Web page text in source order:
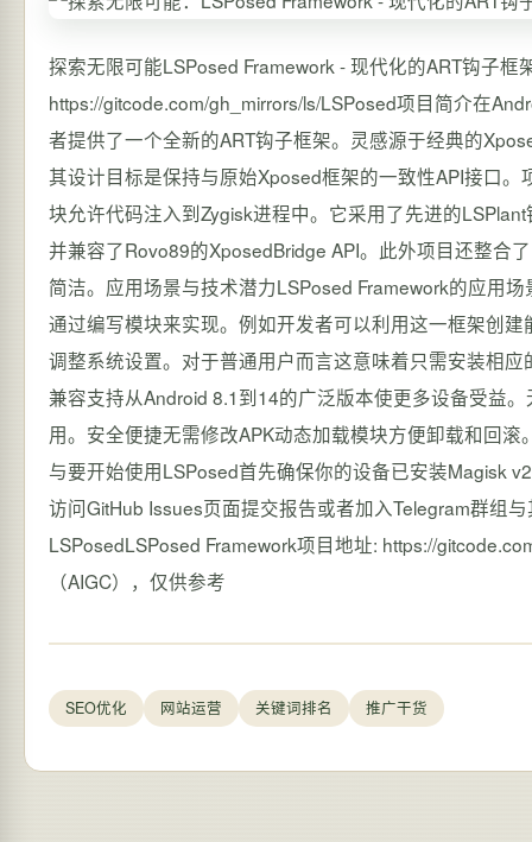
探索无限可能LSPosed Framework - 现代化的ART钩子
https://gitcode.com/gh_mirrors/ls/LSPosed项目简介在
者提供了一个全新的ART钩子框架。灵感源于经典的
其设计目标是保持与原始Xposed框架的一致性API接口
块允许代码注入到Zygisk进程中。它采用了先进的
并兼容了Rovo89的XposedBridge API。此外项目还整合
简洁。应用场景与技术潜力LSPosed Framework的应用
通过编写模块来实现。例如开发者可以利用这一框架创
调整系统设置。对于普通用户而言这意味着只需安装相
兼容支持从Android 8.1到14的广泛版本使更多设备受益
用。安全便捷无需修改APK动态加载模块方便卸载和回
与要开始使用LSPosed首先确保你的设备已安装Magisk
访问GitHub Issues页面提交报告或者加入Telegram群组
LSPosedLSPosed Framework项目地址: https://
（AIGC），仅供参考
SEO优化 网站运营 关键词排名 推广干货